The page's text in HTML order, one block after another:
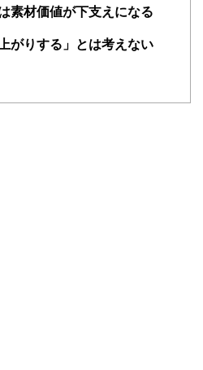
や暮らし」に関する書籍・雑誌の編集経
立案から記事掲載まですべての工程に
素材価値が下支えになる
がりする」とは考えない